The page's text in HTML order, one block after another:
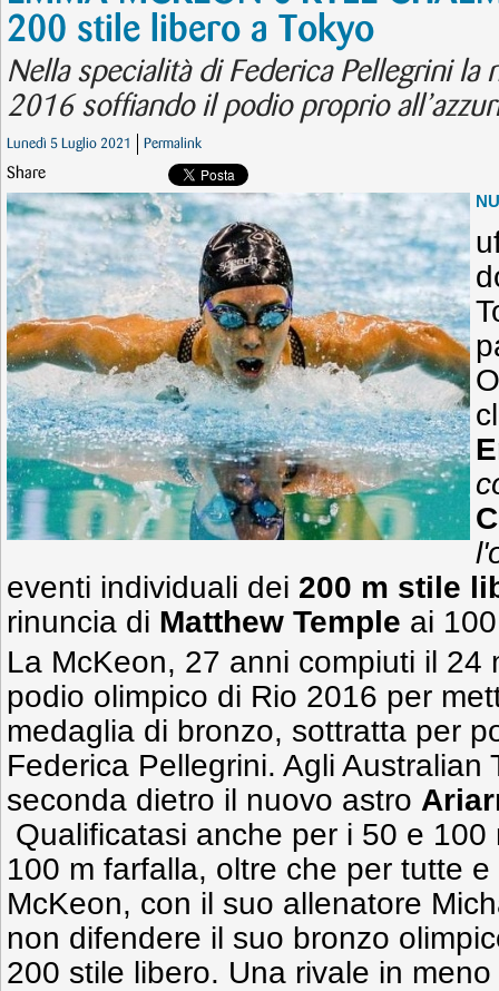
200 stile libero a Tokyo
Nella specialità di Federica Pellegrini la
2016 soffiando il podio proprio
Lunedì 5 Luglio 2021 Permalink
Share
eventi individuali dei 200 m stile
rinuncia di Matthew Temple ai
La McKeon, 27 anni compiuti il 24
podio olimpico di Rio 2016 per
medaglia di bronzo, sottratta per
Federica Pellegrini. Agli Australian
seconda dietro il nuovo astro
Qualificatasi anche per i 50 e 100
100 m farfalla, oltre che per tutte
McKeon, con il suo allenatore
non difendere il suo bronzo
200 stile libero. Una rivale in